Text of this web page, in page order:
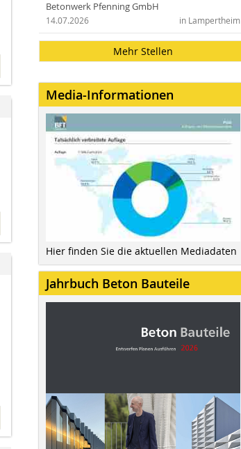
Betonwerk Pfenning GmbH
in Lampertheim
14.07.2026
Mehr Stellen
Media-Informationen
Hier finden Sie die aktuellen Mediadaten
Jahrbuch Beton Bauteile